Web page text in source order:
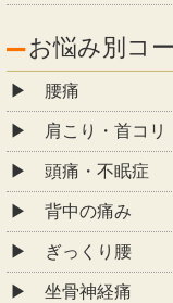
お悩み別コ
腰痛
肩こり・首コリ
頭痛・不眠症
背中の痛み
ぎっくり腰
坐骨神経痛